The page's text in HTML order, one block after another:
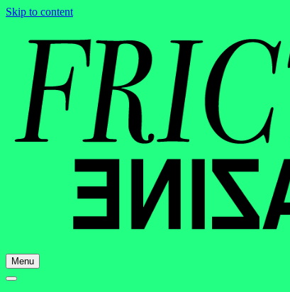
Skip to content
Menu